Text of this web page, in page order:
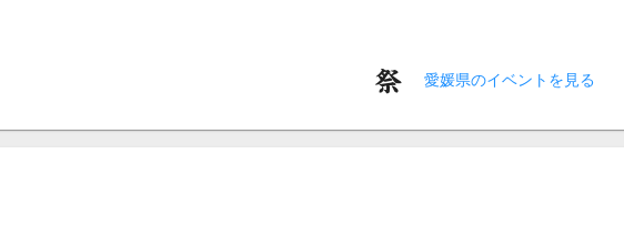
愛媛県のイベントを見る